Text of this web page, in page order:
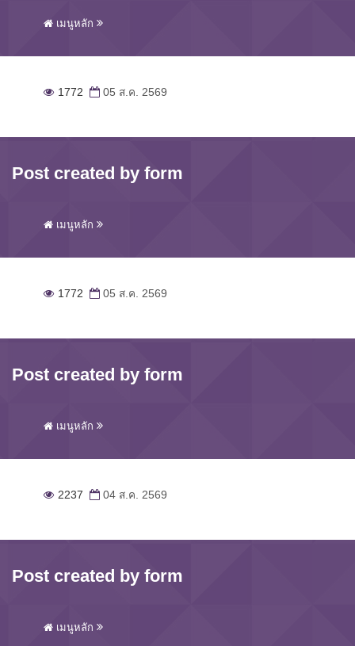
เมนูหลัก
1772 05 ส.ค. 2569
Post created by form
เมนูหลัก
1772 05 ส.ค. 2569
Post created by form
เมนูหลัก
2237 04 ส.ค. 2569
Post created by form
เมนูหลัก